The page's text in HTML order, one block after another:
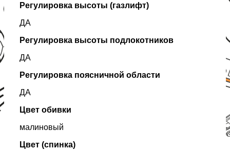
Регулировка высоты (газлифт)
ДА
Регулировка высоты подлокотников
ДА
Регулировка поясничной области
ДА
Цвет обивки
малиновый
Цвет (спинка)